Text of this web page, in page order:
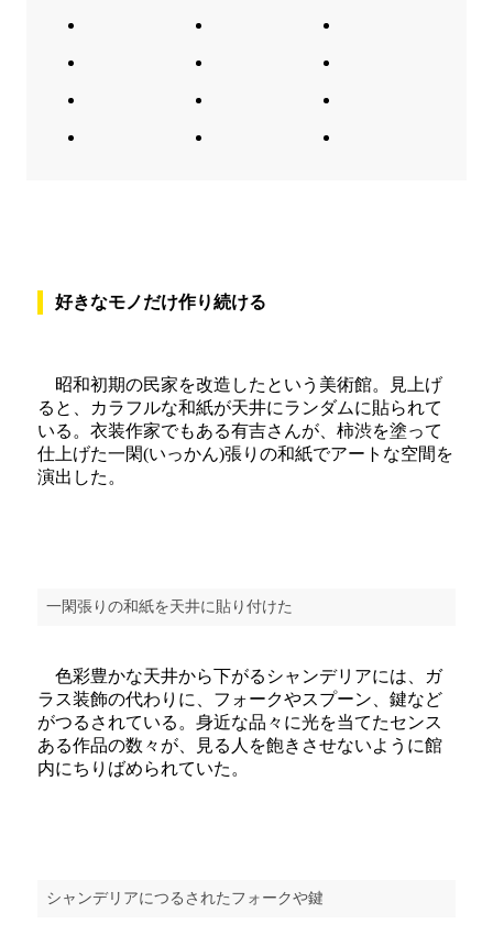
好きなモノだけ作り続ける
昭和初期の民家を改造したという美術館。見上げ
ると、カラフルな和紙が天井にランダムに貼られて
いる。衣装作家でもある有吉さんが、柿渋を塗って
仕上げた一閑(いっかん)張りの和紙でアートな空間を
演出した。
一閑張りの和紙を天井に貼り付けた
色彩豊かな天井から下がるシャンデリアには、ガ
ラス装飾の代わりに、フォークやスプーン、鍵など
がつるされている。身近な品々に光を当てたセンス
ある作品の数々が、見る人を飽きさせないように館
内にちりばめられていた。
シャンデリアにつるされたフォークや鍵